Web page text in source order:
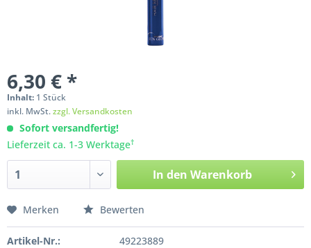
6,30 € *
Inhalt: 1 Stück
inkl. MwSt.zzgl. Versandkosten
Sofort versandfertig!
Lieferzeit ca. 1-3 Werktage†
In den Warenkorb
Merken Bewerten
Artikel-Nr.: 49223889